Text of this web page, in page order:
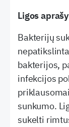
Ligos
Bakterijų
bakterijos,
infekcijos
sunkumo.
sukelti